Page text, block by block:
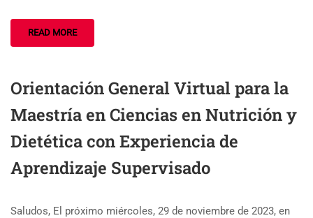
READ MORE
Orientación General Virtual para la
Maestría en Ciencias en Nutrición y
Dietética con Experiencia de
Aprendizaje Supervisado
Saludos, El próximo miércoles, 29 de noviembre de 2023, en